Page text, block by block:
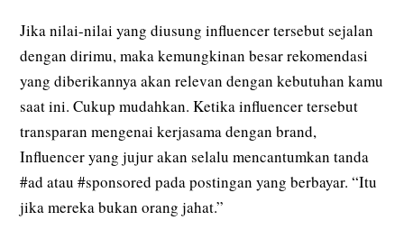
Jika nilai-nilai yang diusung influencer tersebut sejalan
dengan dirimu, maka kemungkinan besar rekomendasi
yang diberikannya akan relevan dengan kebutuhan kamu
saat ini. Cukup mudahkan. Ketika influencer tersebut
transparan mengenai kerjasama dengan brand,
Influencer yang jujur akan selalu mencantumkan tanda
#ad atau #sponsored pada postingan yang berbayar. “Itu
jika mereka bukan orang jahat.”